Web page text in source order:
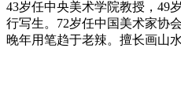
43岁任中央美术学院教授，49
行写生。72岁任中国美术家协
晚年用笔趋于老辣。擅长画山水